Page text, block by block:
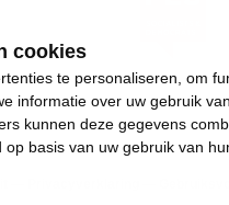
cookies
te personaliseren, om
informatie over uw gebruik
kunnen deze gegevens
basis van uw gebruik van